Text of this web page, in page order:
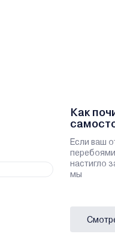
Как
Если ваш
настигло
мы